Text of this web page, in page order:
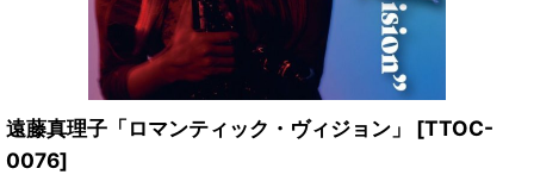
遠藤真理子「ロマンティック・ヴィジョン」 [TTOC-
0076]